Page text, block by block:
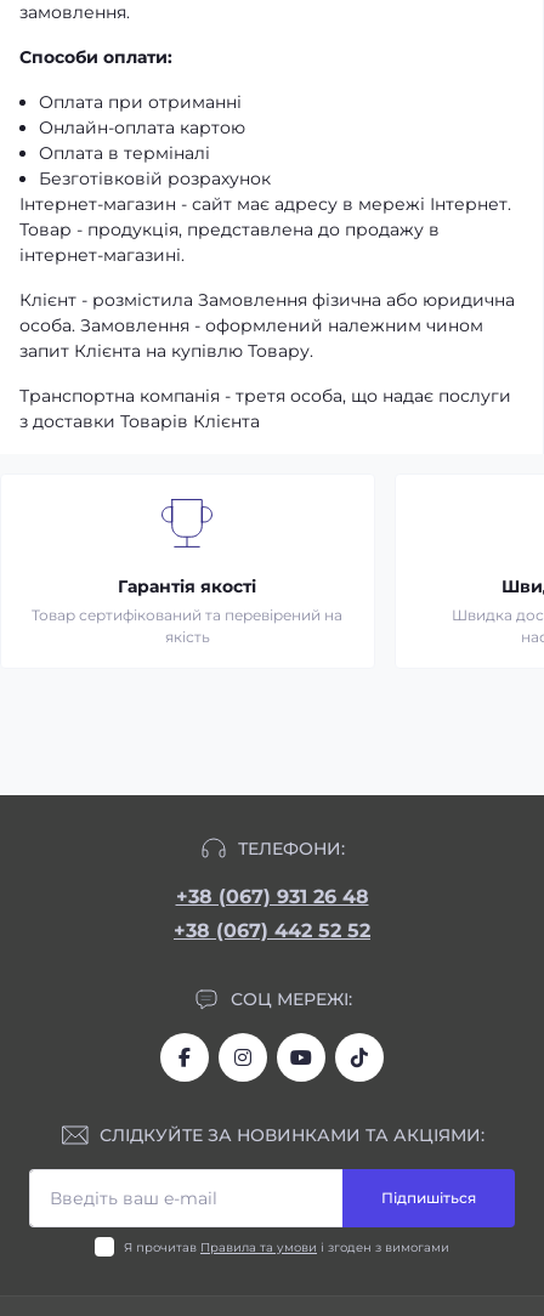
замовлення.
Способи оплати:
Оплата при отриманні
Онлайн-оплата картою
Оплата в терміналі
Безготівковій розрахунок
Інтернет-магазин - сайт має адресу в мережі Інтернет.
Товар - продукція, представлена ​​до продажу в
інтернет-магазині.
Клієнт - розмістила Замовлення фізична або юридична
особа. Замовлення - оформлений належним чином
запит Клієнта на купівлю Товару.
Транспортна компанія - третя особа, що надає послуги
з доставки Товарів Клієнта
Гарантія якості
Товар сертифікований та перевірений на
якість
Швидка
ТЕЛЕФОНИ:
+38 (067) 931 26 48
+38 (067) 442 52 52
СОЦ МЕРЕЖІ:
СЛІДКУЙТЕ ЗА НОВИНКАМИ ТА АКЦІЯМИ:
Підпишіться
Я прочитав Правила та умови і згоден з вимогами